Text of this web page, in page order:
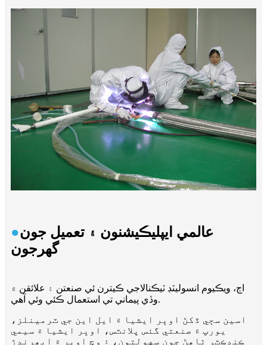
●عالمي ايپليڪيشنون ۽ تعميل جون
گهرجون
اڄ، ويڪيوم انسوليٽڊ ٽيڪنالاجي ڪيترن ئي صنعتن ۽ علائقن ۾
وڏي پيماني تي استعمال ڪئي وئي آهي.
اسين سڄي ڏکڻ اوڀر ايشيا ۾ ايل اين جي ٽرمينلز،
يورپ ۾ صنعتي گئس پلانٽس، اوڀر ايشيا ۾ سيمي
ڪنڊڪٽر ٺاهڻ جون سهولتون، ۽ وچ اوڀر ۾ ابھرندڙ